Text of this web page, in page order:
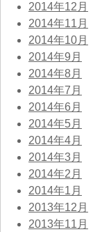
2014年12月
2014年11月
2014年10月
2014年9月
2014年8月
2014年7月
2014年6月
2014年5月
2014年4月
2014年3月
2014年2月
2014年1月
2013年12月
2013年11月